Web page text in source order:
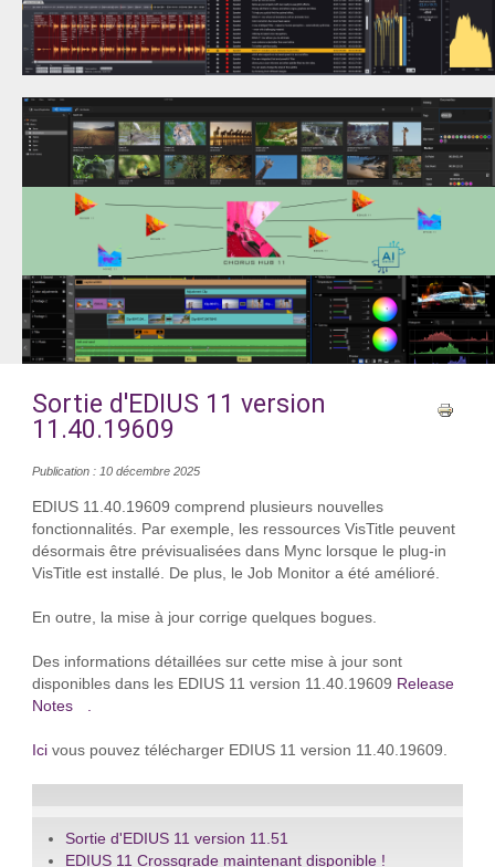
Sortie d'EDIUS 11 version
11.40.19609
Publication : 10 décembre 2025
EDIUS 11.40.19609 comprend plusieurs nouvelles
fonctionnalités. Par exemple, les ressources VisTitle peuvent
désormais être prévisualisées dans Mync lorsque le plug-in
VisTitle est installé. De plus, le Job Monitor a été amélioré.
En outre, la mise à jour corrige quelques bogues.
Des informations détaillées sur cette mise à jour sont
disponibles dans les EDIUS 11 version 11.40.19609 Release
Notes
.
Icivous pouvez télécharger EDIUS 11 version 11.40.19609.
Sortie d'EDIUS 11 version 11.51
EDIUS 11 Crossgrade maintenant disponible !